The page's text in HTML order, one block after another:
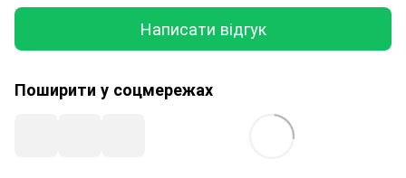
Написати відгук
Поширити у соцмережах